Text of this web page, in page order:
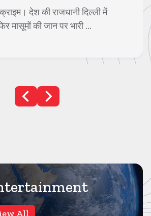
देश की राजधानी दिल्ली में
मासूमों की जान पर भारी ...
All